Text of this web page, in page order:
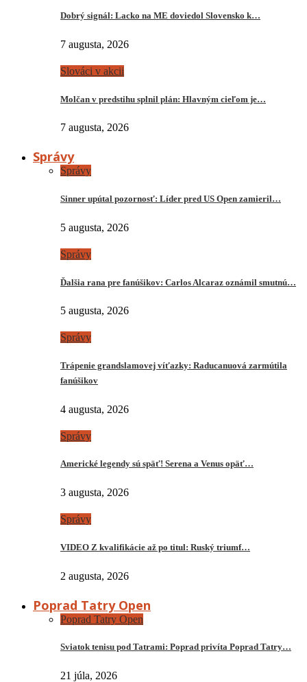
Dobrý signál: Lacko na ME doviedol Slovensko k…
7 augusta, 2026
Slováci v akcii
Molčan v predstihu splnil plán: Hlavným cieľom je…
7 augusta, 2026
Správy
Správy
Sinner upútal pozornosť: Líder pred US Open zamieril…
5 augusta, 2026
Správy
Ďalšia rana pre fanúšikov: Carlos Alcaraz oznámil smutnú…
5 augusta, 2026
Správy
Trápenie grandslamovej víťazky: Raducanuová zarmútila
fanúšikov
4 augusta, 2026
Správy
Americké legendy sú späť! Serena a Venus opäť…
3 augusta, 2026
Správy
VIDEO Z kvalifikácie až po titul: Ruský triumf…
2 augusta, 2026
Poprad Tatry Open
Poprad Tatry Open
Sviatok tenisu pod Tatrami: Poprad privíta Poprad Tatry…
21 júla, 2026